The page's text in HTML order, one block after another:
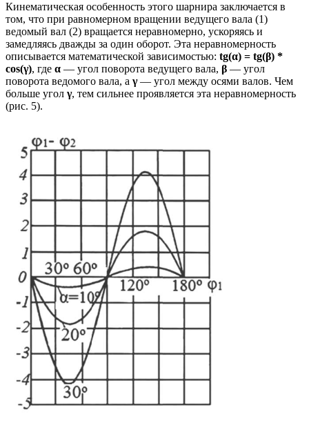
Кинематическая особенность этого шарнира заключается в
том, что при равномерном вращении ведущего вала (1)
ведомый вал (2) вращается неравномерно, ускоряясь и
замедляясь дважды за один оборот. Эта неравномерность
описывается математической зависимостью: tg(α) = tg(β) *
cos(γ), где α — угол поворота ведущего вала, β — угол
поворота ведомого вала, а γ— угол между осями валов. Чем
больше угол γ, тем сильнее проявляется эта неравномерность
(рис. 5).